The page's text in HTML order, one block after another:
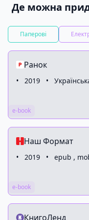
Де можна
Паперові
Ранок
• 2019 •
e-book
Наш Формат
• 2019 • epub ,
e-book
КнигоЛенд